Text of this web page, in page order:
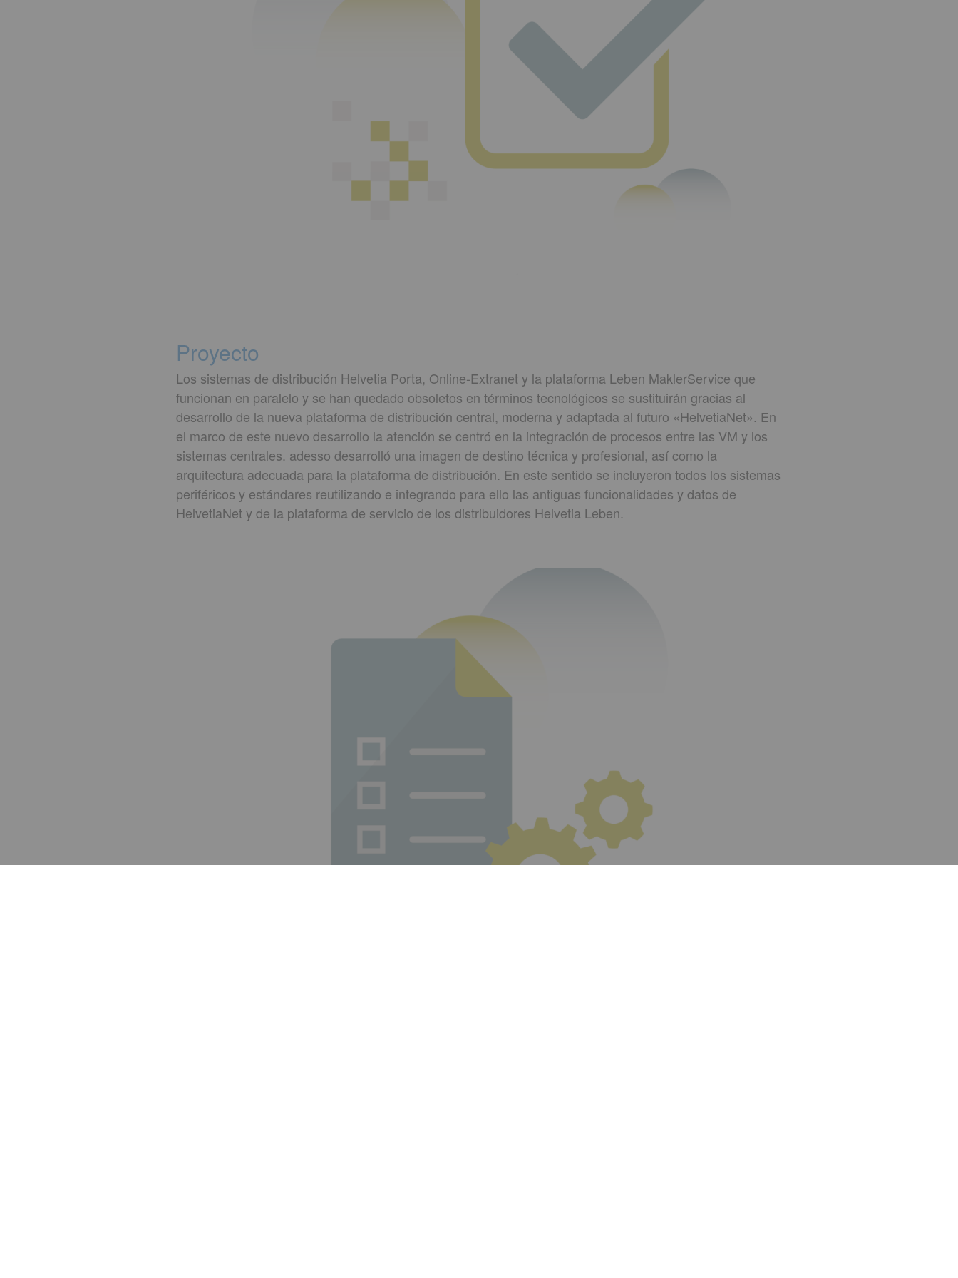
Proyecto
Los sistemas de distribución Helvetia Porta, Online-Extranet y la plataforma Leben MaklerService que
funcionan en paralelo y se han quedado obsoletos en términos tecnológicos se sustituirán gracias al
desarrollo de la nueva plataforma de distribución central, moderna y adaptada al futuro «HelvetiaNet». En
el marco de este nuevo desarrollo la atención se centró en la integración de procesos entre las VM y los
sistemas centrales. adesso desarrolló una imagen de destino técnica y profesional, así como la
arquitectura adecuada para la plataforma de distribución. En este sentido se incluyeron todos los sistemas
periféricos y estándares reutilizando e integrando para ello las antiguas funcionalidades y datos de
HelvetiaNet y de la plataforma de servicio de los distribuidores Helvetia Leben.